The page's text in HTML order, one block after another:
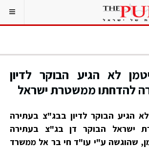
לא הגיע הבוקר לדיון
להדחתו ממשטרת ישראל
לא הגיע הבוקר לדיון בבג"צ בעתירה
ישראל הבוקר דן בג"צ בעתירה
שהוגשה ע"י עו"ד חי בר אל ממשרד